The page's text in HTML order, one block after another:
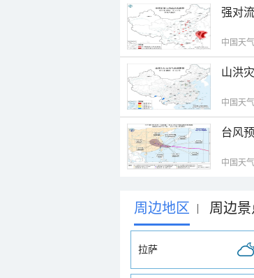
强对
中国天
山洪
中国天
台风
中国天
周边地区 | 周边景
拉萨